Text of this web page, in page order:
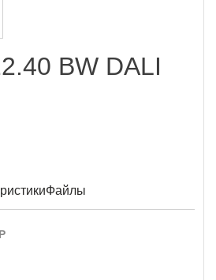
BW DALI
Файлы